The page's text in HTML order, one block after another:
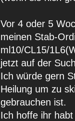
Vor 4 oder 5
meinen Stab-
ml10/CL15/
jetzt auf der
Ich würde gern
Heilung um zu
gebrauchen ist.
Ich hoffe ihr